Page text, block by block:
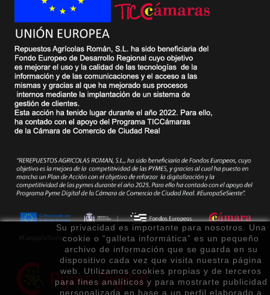
Su privacidad es importante para nosotros. Una
cookie o “galleta informática” es un pequeño
archivo de información que se guarda en su
dispositivo cada vez que visita nuestra página
web. Utilizamos cookies propias y de terceros
para fines analíticos y para mostrarte publicidad
personalizada en base a un perfil elaborado a